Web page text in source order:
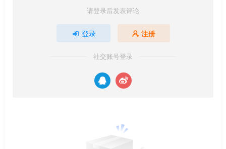
请登录后发表评论
登录 注册
社交账号登录